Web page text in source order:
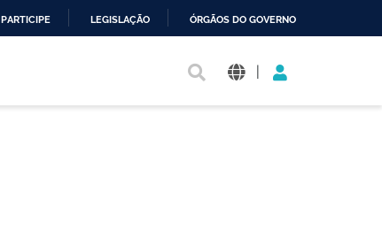
PARTICIPE LEGISLAÇÃO ÓRGÃOS DO GOVERNO
|